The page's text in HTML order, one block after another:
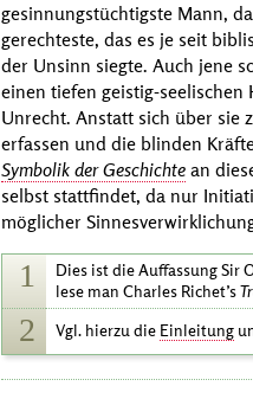
gesinnungstüchtigste Mann,
gerechteste, das es je seit
der Unsinn siegte. Auch jene
einen tiefen geistig-
Unrecht. Anstatt sich über sie
erfassen und die blinden
Symbolik der Geschichte an
selbst stattfindet, da nur
möglicher
1 Dies ist die AuffassungSir
lese man Charles Richet’s
2 Vgl. hierzu die Einleitung